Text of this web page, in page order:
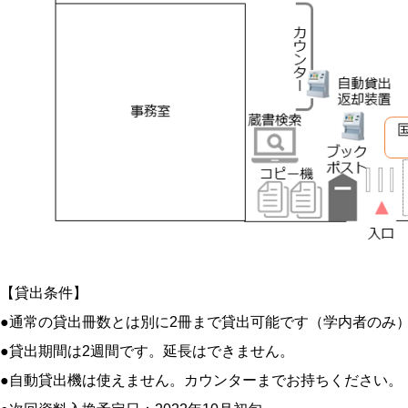
【貸出条件】
●通常の貸出冊数とは別に2冊まで貸出可能です（学内者のみ
●貸出期間は2週間です。延長はできません。
●自動貸出機は使えません。カウンターまでお持ちください。